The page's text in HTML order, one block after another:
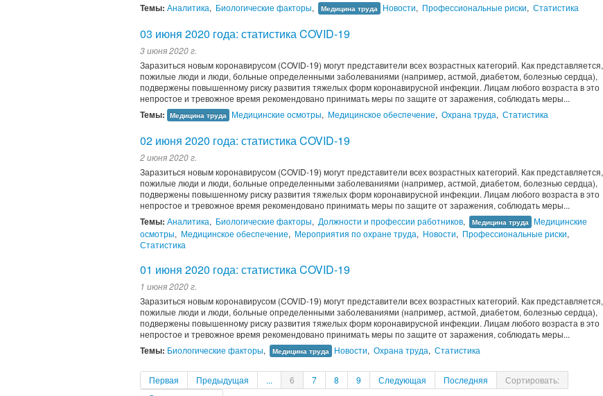
Темы: Аналитика, Биологические факторы, Медицина труда Новости, Профессиональные риски, Статистика
03 июня 2020 года: статистика COVID-19
3 июня 2020 г.
Заразиться новым коронавирусом (COVID-19) могут представители всех возрастных категорий. Как представляется,
пожилые люди и люди, больные определенными заболеваниями (например, астмой, диабетом, болезнью сердца),
подвержены повышенному риску развития тяжелых форм коронавирусной инфекции. Лицам любого возраста в это
непростое и тревожное время рекомендовано принимать меры по защите от заражения, соблюдать меры...
Темы: Медицина труда Медицинские осмотры, Медицинское обеспечение, Охрана труда, Статистика
02 июня 2020 года: статистика COVID-19
2 июня 2020 г.
Заразиться новым коронавирусом (COVID-19) могут представители всех возрастных категорий. Как представляется,
пожилые люди и люди, больные определенными заболеваниями (например, астмой, диабетом, болезнью сердца),
подвержены повышенному риску развития тяжелых форм коронавирусной инфекции. Лицам любого возраста в это
непростое и тревожное время рекомендовано принимать меры по защите от заражения, соблюдать меры...
Темы: Аналитика, Биологические факторы, Должности и профессии работников, Медицина труда Медицинские
осмотры, Медицинское обеспечение, Мероприятия по охране труда, Новости, Профессиональные риски,
Статистика
01 июня 2020 года: статистика COVID-19
1 июня 2020 г.
Заразиться новым коронавирусом (COVID-19) могут представители всех возрастных категорий. Как представляется,
пожилые люди и люди, больные определенными заболеваниями (например, астмой, диабетом, болезнью сердца),
подвержены повышенному риску развития тяжелых форм коронавирусной инфекции. Лицам любого возраста в это
непростое и тревожное время рекомендовано принимать меры по защите от заражения, соблюдать меры...
Темы: Биологические факторы, Медицина труда Новости, Охрана труда, Статистика
Первая Предыдущая ... 6 7 8 9 Следующая Последняя
Сортировать: